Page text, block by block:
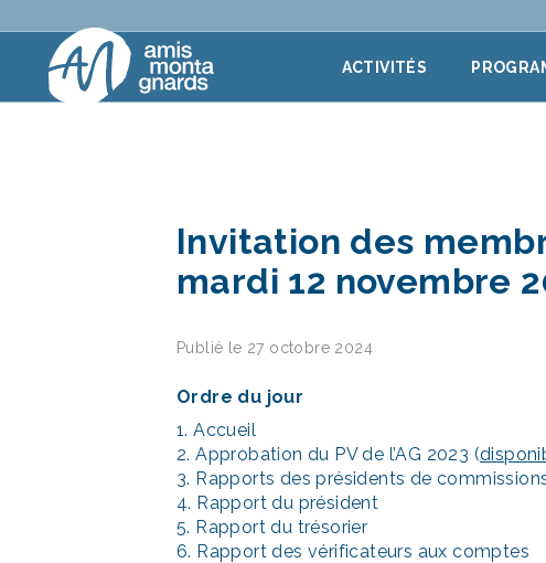
ACTIVITÉS
Invitation des
mardi 12 novembre
Publié le 27 octobre 2024
Ordre du jour
1. Accueil
2. Approbation du PV de l’AG 2023 (
3. Rapports des présidents de
4. Rapport du président
5. Rapport du trésorier
6. Rapport des vérificateurs aux comptes